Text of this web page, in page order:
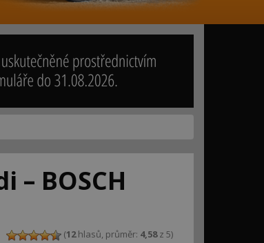
BOSCH
(12hlasů, průměr: 4,58z 5)